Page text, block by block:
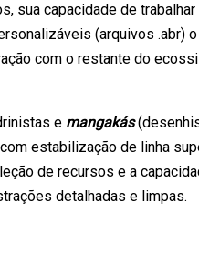
sua capacidade de
(arquivos .abr) o
com o restante do
e mangakás
estabilização de linha
de recursos e a
detalhadas e limpas.